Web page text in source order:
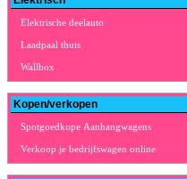
Elektrische deelauto
Laadpaal thuis
Wallbox
Kopen/verkopen
Spotgoedkope Aanhangwagens
Verkoop je bedrijfswagen online